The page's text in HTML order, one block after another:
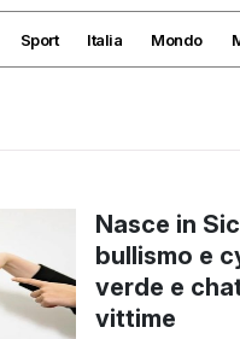
Sport Italia Mondo
Nasce in
bullismo e
verde e
vittime